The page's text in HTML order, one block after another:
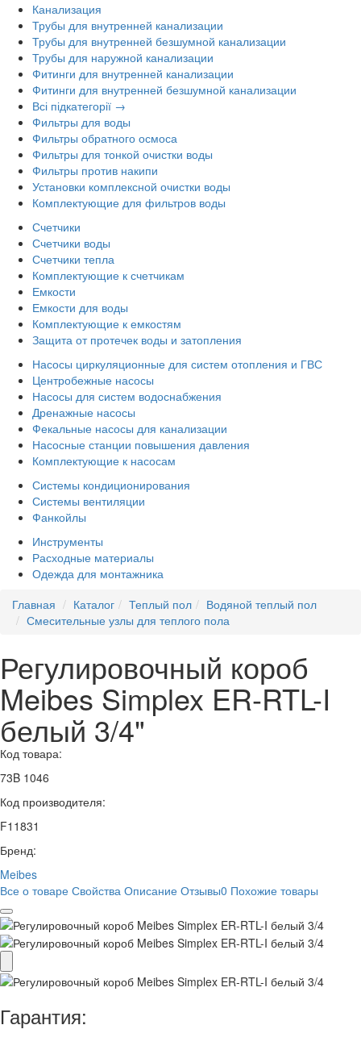
Канализация
Трубы для внутренней канализации
Трубы для внутренней безшумной канализации
Трубы для наружной канализации
Фитинги для внутренней канализации
Фитинги для внутренней безшумной канализации
Всі підкатегорії →
Фильтры для воды
Фильтры обратного осмоса
Фильтры для тонкой очистки воды
Фильтры против накипи
Установки комплексной очистки воды
Комплектующие для фильтров воды
Счетчики
Счетчики воды
Счетчики тепла
Комплектующие к счетчикам
Емкости
Емкости для воды
Комплектующие к емкостям
Защита от протечек воды и затопления
Насосы циркуляционные для систем отопления и ГВС
Центробежные насосы
Насосы для систем водоснабжения
Дренажные насосы
Фекальные насосы для канализации
Насосные станции повышения давления
Комплектующие к насосам
Системы кондиционирования
Системы вентиляции
Фанкойлы
Инструменты
Расходные материалы
Одежда для монтажника
Главная
Каталог Теплый пол
Водяной теплый пол
Смесительные узлы для теплого пола
Регулировочный короб
Meibes Simplex ER-RTL-I
белый 3/4"
Код товара:
73B 1046
Код производителя:
F11831
Бренд:
Meibes
Все о товаре Свойства Описание Отзывы0 Похожие товары
Гарантия: